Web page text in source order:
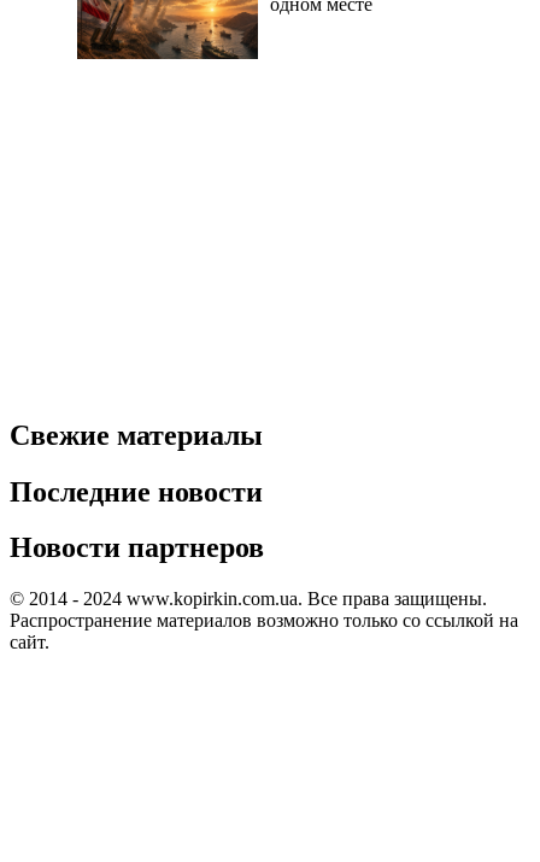
Свежие материалы
Последние новости
Новости партнеров
© 2014 - 2024 www.kopirkin.com.ua. Все права защищены.
Распространение материалов возможно только со ссылкой на
сайт.